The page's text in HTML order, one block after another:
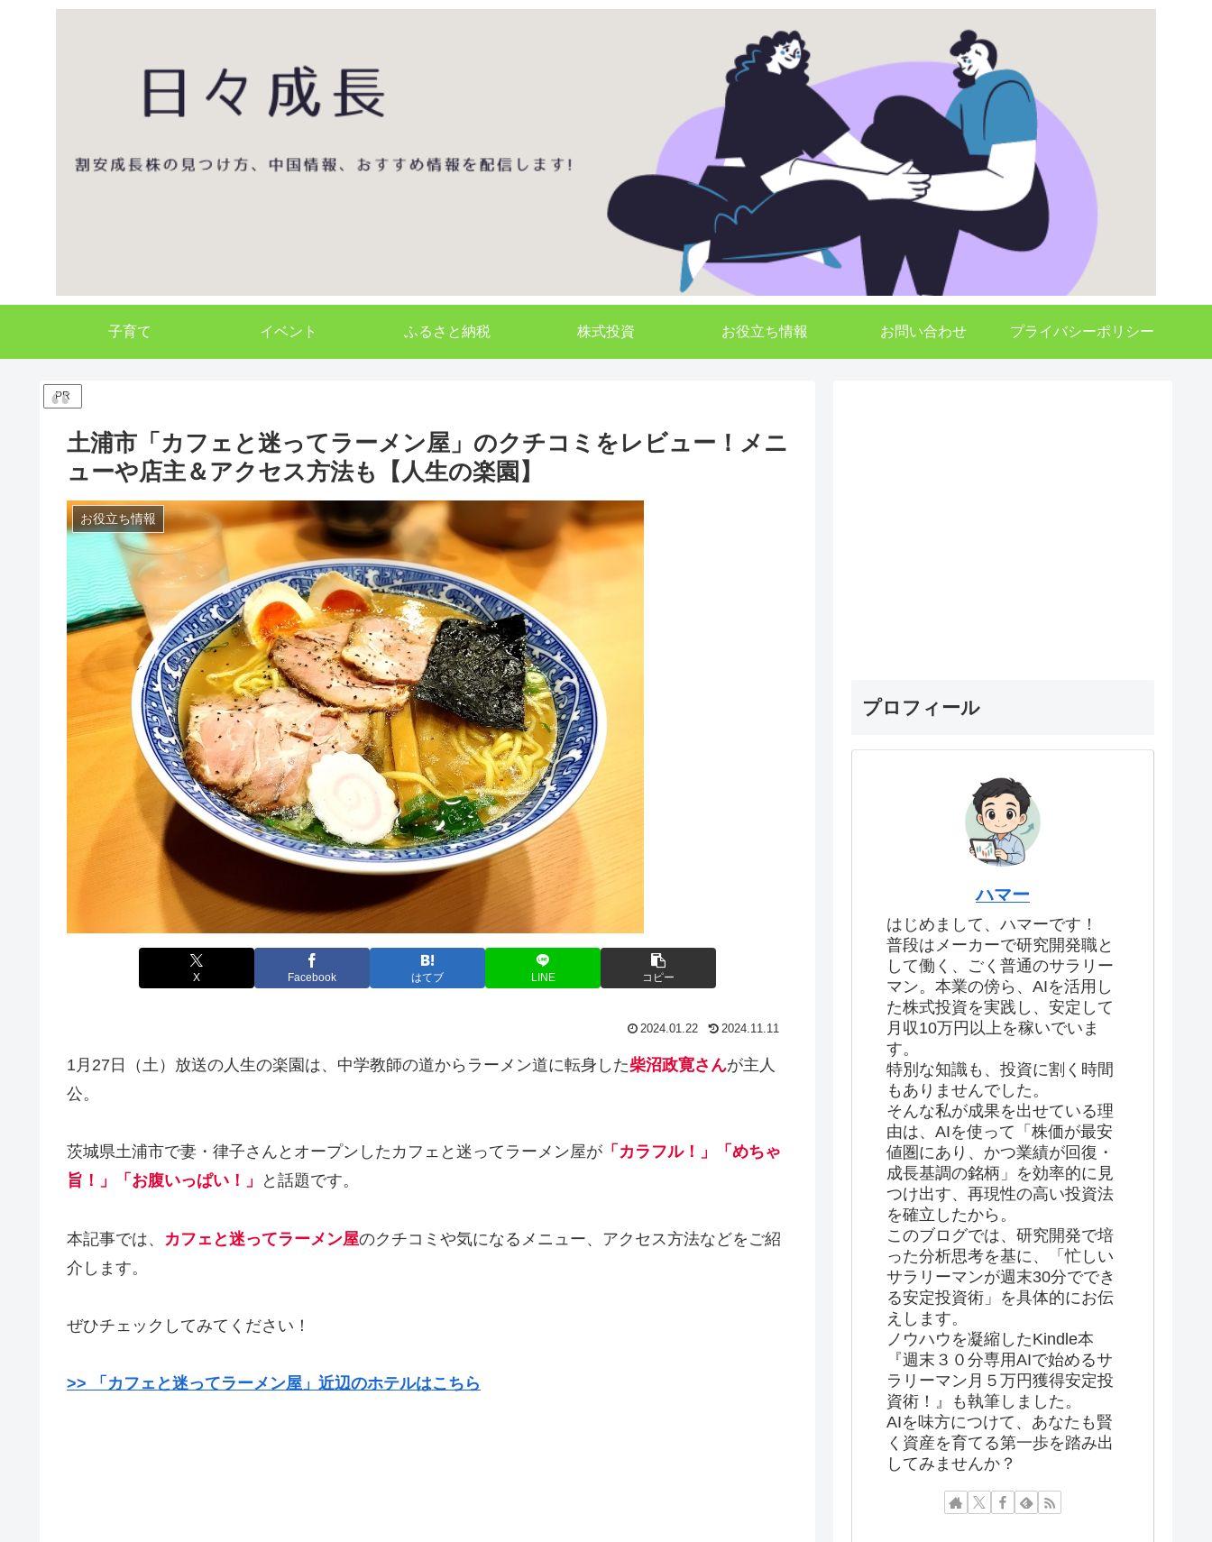
子育て イベント ふるさと納税 株式投資 お役立ち情報 お問い合わせ プライバシーポリシー
PR
土浦市「カフェと迷ってラーメン屋」のクチコミをレビュー！メニ
ューや店主＆アクセス方法も【人生の楽園】
お役立ち情報
X Facebook はてブ LINE コピー
2024.01.22 2024.11.11
1月27日（土）放送の人生の楽園は、中学教師の道からラーメン道に転身した柴沼政寛さんが主人
公。
茨城県土浦市で妻・律子さんとオープンしたカフェと迷ってラーメン屋が 「カラフル！」「めちゃ
旨！」「お腹いっぱい！」
と話題です。
本記事では、 カフェと迷ってラーメン屋のクチコミや気になるメニュー、アクセス方法などをご紹
介します。
ぜひチェックしてみてください！
>> 「カフェと迷ってラーメン屋」近辺のホテルはこちら
プロフィール
ハマー
はじめまして、ハマーです！
普段はメーカーで研究開発職と
して働く、ごく普通のサラリー
マン。本業の傍ら、AIを活用し
た株式投資を実践し、安定して
月収10万円以上を稼いでいま
す。
特別な知識も、投資に割く時間
もありませんでした。
そんな私が成果を出せている理
由は、AIを使って「株価が最安
値圏にあり、かつ業績が回復・
成長基調の銘柄」を効率的に見
つけ出す、再現性の高い投資法
を確立したから。
このブログでは、研究開発で培
った分析思考を基に、「忙しい
サラリーマンが週末30分ででき
る安定投資術」を具体的にお伝
えします。
ノウハウを凝縮したKindle本
『週末３０分専用AIで始めるサ
ラリーマン月５万円獲得安定投
資術！』も執筆しました。
AIを味方につけて、あなたも賢
く資産を育てる第一歩を踏み出
してみませんか？